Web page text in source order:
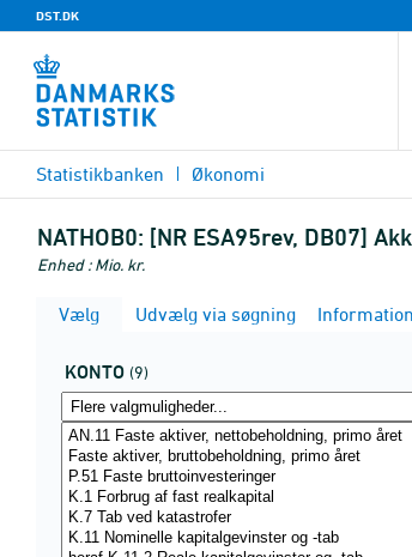
DST.DK
Statistikbanken Økonomi
NATHOB0: [NR ESA95rev, DB07]
Enhed : Mio. kr.
Vælg Udvælg via søgning Information
KONTO (9)